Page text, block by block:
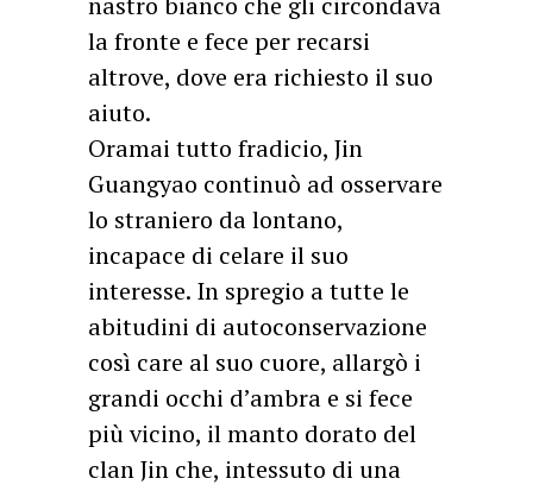
la fronte e fece per recarsi
altrove, dove era richiesto il suo
aiuto.
Oramai tutto fradicio, Jin
Guangyao continuò ad osservare
lo straniero da lontano,
incapace di celare il suo
interesse. In spregio a tutte le
abitudini di autoconservazione
così care al suo cuore, allargò i
grandi occhi d’ambra e si fece
più vicino, il manto dorato del
clan Jin che, intessuto di una